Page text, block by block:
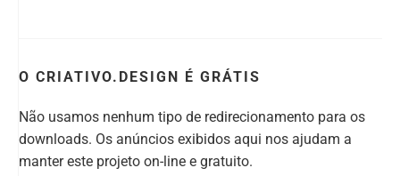
O CRIATIVO.DESIGN É GRÁTIS
Não usamos nenhum tipo de redirecionamento para os
downloads. Os anúncios exibidos aqui nos ajudam a
manter este projeto on-line e gratuito.